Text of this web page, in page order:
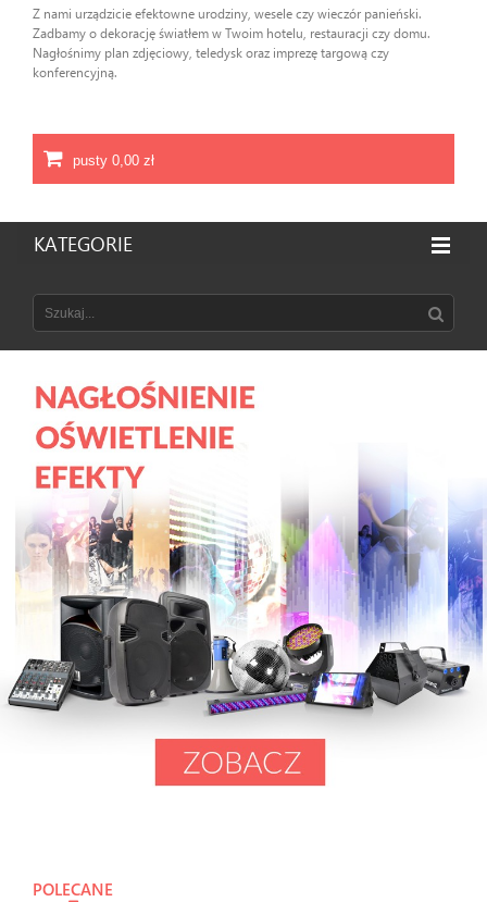
Z nami urządzicie efektowne urodziny, wesele czy wieczór panieński.
Zadbamy o dekorację światłem w Twoim hotelu, restauracji czy domu.
Nagłośnimy plan zdjęciowy, teledysk oraz imprezę targową czy
konferencyjną.
pusty 0,00 zł
KATEGORIE
POLECANE